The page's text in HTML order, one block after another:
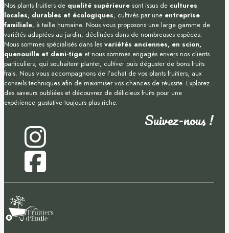
Nos plants fruitiers de qualité supérieure sont issus de cultures
locales, durables et écologiques, cultivés par une entreprise
familiale, à taille humaine. Nous vous proposons une large gamme de
variétés adaptées au jardin, déclinées dans de nombreuses espèces.
Nous sommes spécialisés dans les variétés anciennes, en scion,
quenouille et demi-tige et nous sommes engagés envers nos clients
particuliers, qui souhaitent planter, cultiver puis déguster de bons fruits
frais. Nous vous accompagnons de l’achat de vos plants fruitiers, aux
conseils techniques afin de maximiser vos chances de réussite. Explorez
des saveurs oubliées et découvrez de délicieux fruits pour une
expérience gustative toujours plus riche.
Suivez-nous !